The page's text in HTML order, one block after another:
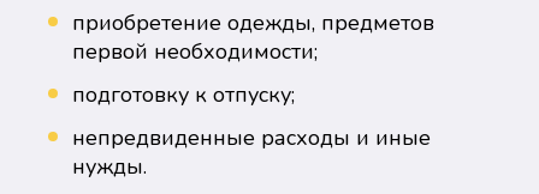
приобретение одежды, предметов
первой необходимости;
подготовку к отпуску;
непредвиденные расходы и иные
нужды.